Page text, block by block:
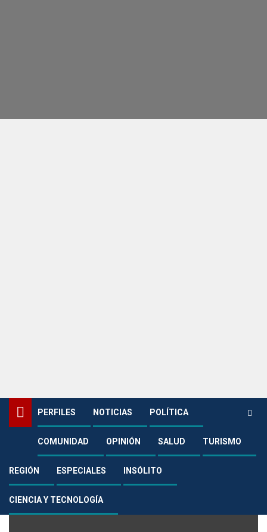
PERFILES NOTICIAS POLÍTICA
COMUNIDAD OPINIÓN SALUD TURISMO
REGIÓN ESPECIALES INSÓLITO
CIENCIA Y TECNOLOGÍA
Última Hora
Última Hora